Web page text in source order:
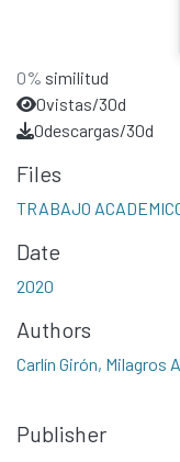
0% similitud
0vistas/30d
0descargas/30d
Files
TRABAJO
Date
2020
Authors
Carlín Girón, Milagros
Publisher